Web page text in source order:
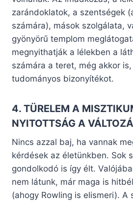
zarándoklatok, a szentségek
számára), mások szolgálata,
gyönyörű templom
megnyithatják a lélekben a
számára a teret, még akkor
tudományos bizonyítékot.
4. TÜRELEM A
NYITOTTSÁG A
Nincs azzal baj, ha vannak
kérdések az életünkben. Sok
gondolkodó is így élt.
nem látunk, már maga is
(ahogy Rowling is elismeri). A